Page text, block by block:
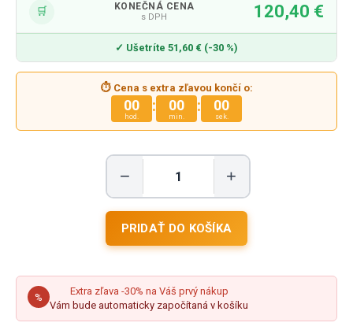
🛒 KONEČNÁ CENA
s DPH 120,40 €
✓ Ušetríte 51,60 € (-30 %)
⏱ Cena s extra zľavou končí o:
00
hod.
: 00
min.
: 00
sek.
− +
%
Extra zľava -30% na Váš prvý nákup
Vám bude automaticky započítaná v košíku